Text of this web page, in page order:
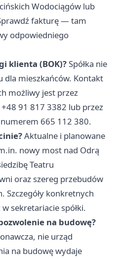
Wodociągów lub
fakturę — tam
odpowiedniego
klienta (BOK)?Spółka nie
dla mieszkańców. Kontakt
możliwy jest przez
91 817 3382 lub przez
665 112 380.
Aktualne i planowane
nowy most nad Odrą
Teatru
oraz szereg przebudów
Szczegóły konkretnych
sekretariacie spółki.
na budowę?
nie urząd
na budowę wydaje